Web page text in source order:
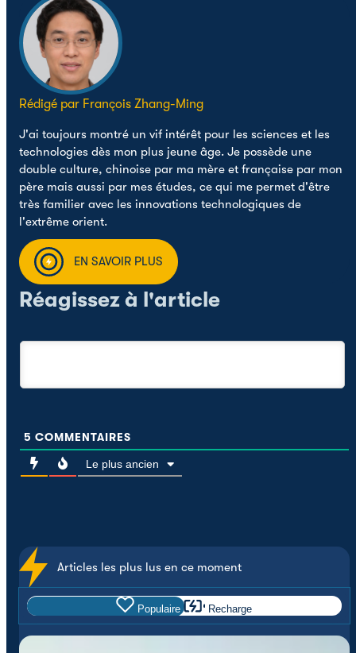
Rédigé par François Zhang-Ming
J'ai toujours montré un vif intérêt pour les sciences et les
technologies dès mon plus jeune âge. Je possède une
double culture, chinoise par ma mère et française par mon
père mais aussi par mes études, ce qui me permet d'être
très familier avec les innovations technologiques de
l'extrême orient.
EN SAVOIR PLUS
Réagissez à l'article
5 COMMENTAIRES
Le plus ancien
Articles les plus lus en ce moment
Populaire Recharge